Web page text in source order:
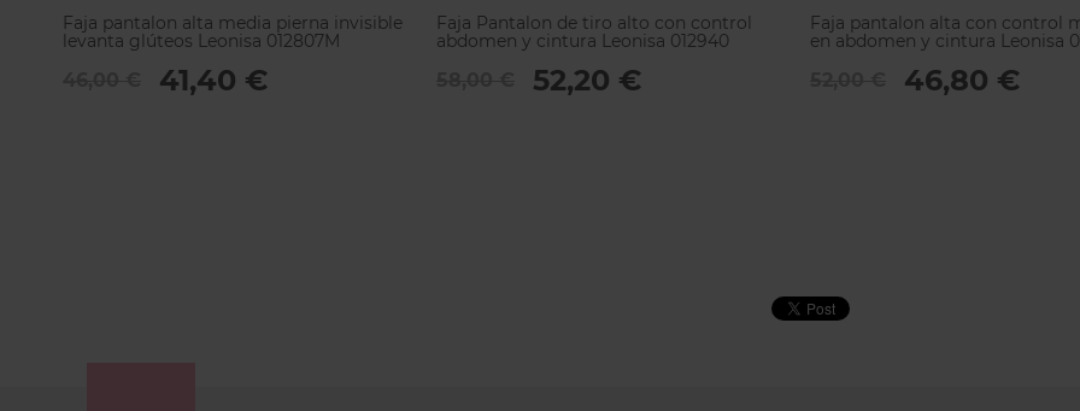
Faja pantalon alta media pierna invisible
levanta glúteos Leonisa 012807M
41,40 €
Faja Pantalon de tiro alto con control
abdomen y cintura Leonisa 012940
52,20 €
Faja pantalon alta con control
en abdomen y cintura Leonisa
46,80 €